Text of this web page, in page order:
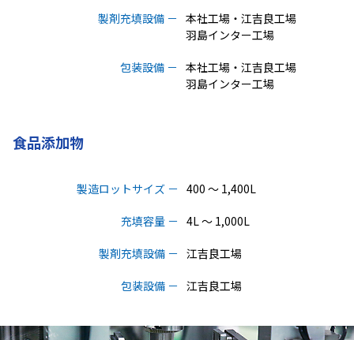
製剤充填設備
本社工場・江吉良工場
羽島インター工場
包装設備
本社工場・江吉良工場
羽島インター工場
食品添加物
製造ロットサイズ 400 ～ 1,400L
充填容量 4L ～ 1,000L
製剤充填設備 江吉良工場
包装設備 江吉良工場